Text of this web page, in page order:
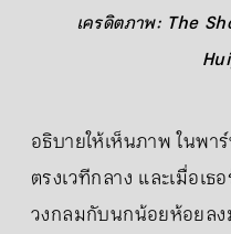
เครดิตภาพ: The
อธิบายให้เห็นภาพ ในพา
ตรงเวทีกลาง และเมื่อเ
วงกลมกับนกน้อยห้อยลง